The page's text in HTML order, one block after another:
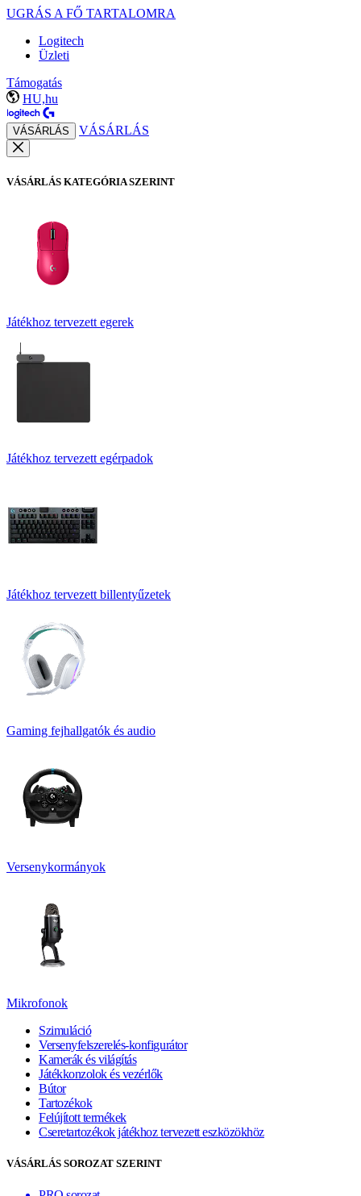
UGRÁS A FŐ TARTALOMRA
Logitech
Üzleti
Támogatás
HU,hu
VÁSÁRLÁS VÁSÁRLÁS
VÁSÁRLÁS KATEGÓRIA SZERINT
Játékhoz tervezett egerek
Játékhoz tervezett egérpadok
Játékhoz tervezett billentyűzetek
Gaming fejhallgatók és audio
Versenykormányok
Mikrofonok
Szimuláció
Versenyfelszerelés-konfigurátor
Kamerák és világítás
Játékkonzolok és vezérlők
Bútor
Tartozékok
Felújított termékek
Cseretartozékok játékhoz tervezett eszközökhöz
VÁSÁRLÁS SOROZAT SZERINT